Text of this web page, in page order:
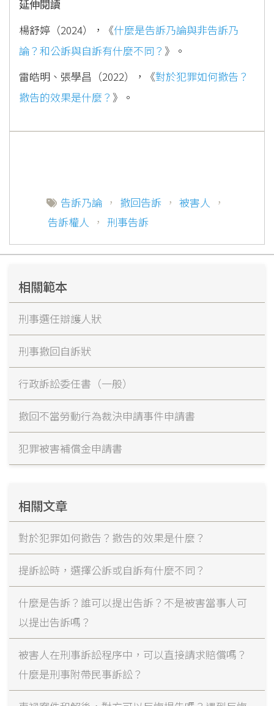
延伸閱讀
楊舒婷（2024），《什麼是告訴乃論與非告訴乃
論？和公訴與自訴有什麼不同？ 》。
雷皓明、張學昌（2022），《對於犯罪如何撤告？
撤告的效果是什麼？ 》。
告訴乃論 ， 撤回告訴 ， 被害人
，
告訴權人
， 刑事告訴
相關範本
刑事選任辯護人狀
刑事撤回自訴狀
行政訴訟委任書（一般）
撤回不當勞動行為裁決申請事件申請書
犯罪被害補償金申請書
相關文章
對於犯罪如何撤告？撤告的效果是什麼？
提訴訟時，選擇公訴或自訴有什麼不同？
什麼是告訴？誰可以提出告訴？不是被害當事人可
以提出告訴嗎？
被害人在刑事訴訟程序中，可以直接請求賠償嗎？
什麼是刑事附帶民事訴訟？